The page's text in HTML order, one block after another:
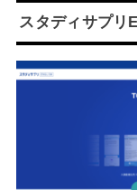
スタディサプリ